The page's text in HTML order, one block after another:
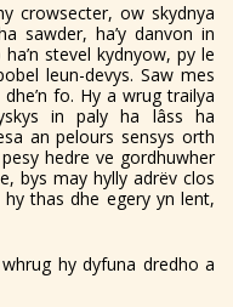
crowsecter, ow skydnya
sawder, ha’y danvon in
stevel kydnyow, py le
leun-devys. Saw mes
fo. Hy a wrug trailya
in paly ha lâss ha
an pelours sensys orth
hedre ve gordhuwher
bys may hylly adrëv clos
thas dhe egery yn lent,
hy dyfuna dredho a